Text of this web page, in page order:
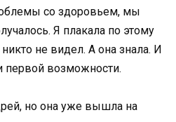
со здоровьем, мы
Я плакала по этому
не видел. А она знала. И
первой возможности.
но она уже вышла на